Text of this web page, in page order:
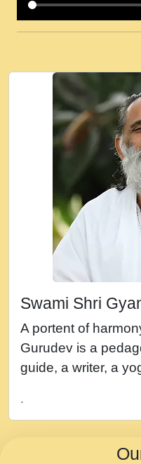
कई पकड क मर हथ
Ki - Krishna
#Ishwar
जब से गीता ज्ञान
Rishikesh - Ratan
तन हल दल द
गल लग जव त सर उतत
तू कर प्रीतम से
2018 - Rishikesh -
Maharaj.mp3
न म गवद गपल गद
नह भरस रह
सहर चरण क .....mp3
बगड नसब कसन
shastri ji
Chahe Ram Ho
Swami Shri
A portent of
Gurudev is a
guide, a writer, a
.